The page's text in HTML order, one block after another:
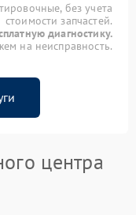
без учета
стоимости запчастей.
диагностику.
на неисправность.
центра